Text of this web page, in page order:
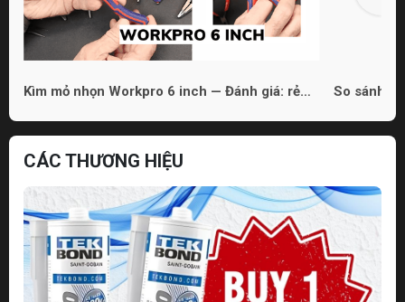
Kìm mỏ nhọn Workpro 6 inch — Đánh giá: rẻ
So sánh 3
CÁC THƯƠNG HIỆU